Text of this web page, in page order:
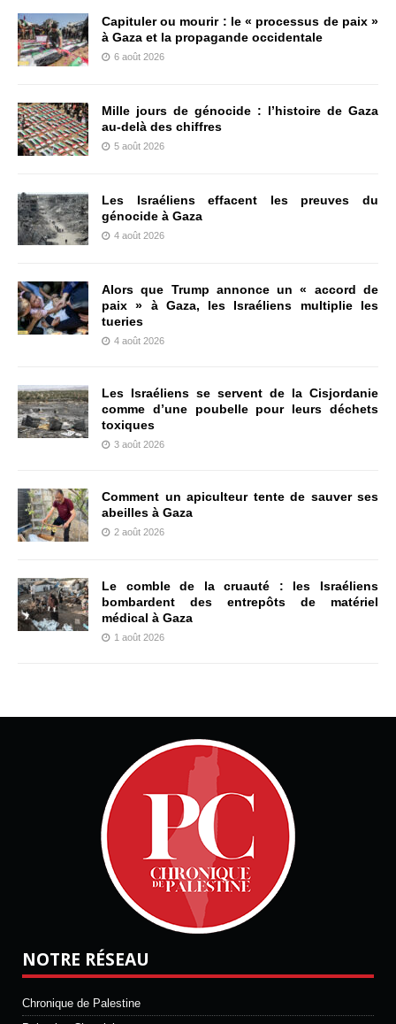
Capituler ou mourir : le « processus de paix »
à Gaza et la propagande occidentale
6 août 2026
Mille jours de génocide : l’histoire de Gaza
au-delà des chiffres
5 août 2026
Les Israéliens effacent les preuves du
génocide à Gaza
4 août 2026
Alors que Trump annonce un « accord de
paix » à Gaza, les Israéliens multiplie les
tueries
4 août 2026
Les Israéliens se servent de la Cisjordanie
comme d’une poubelle pour leurs déchets
toxiques
3 août 2026
Comment un apiculteur tente de sauver ses
abeilles à Gaza
2 août 2026
Le comble de la cruauté : les Israéliens
bombardent des entrepôts de matériel
médical à Gaza
1 août 2026
NOTRE RÉSEAU
Chronique de Palestine